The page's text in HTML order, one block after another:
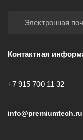
Контактная
+7 915 700 11 32
info@premiumtech.ru